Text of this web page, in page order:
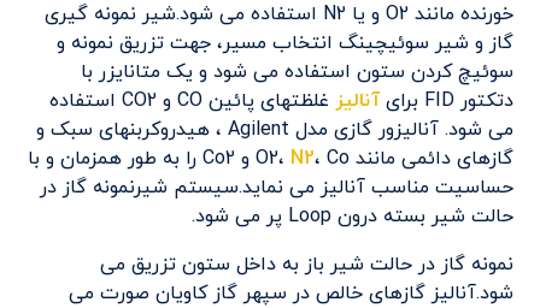
خورنده مانند O2 و یا N2 استفاده می شود.شیر نمونه گیری
گاز و شیر سوئیچینگ انتخاب مسیر، جهت تزریق نمونه و
سوئیچ کردن ستون استفاده می شود و یک متانایزر با
دتکتور FID برای
آنالیز
غلظتهای پائین CO و CO2 استفاده
می شود. آنالیزور گازی مدل Agilent ، هیدروکربنهای سبک و
گازهای دائمی مانند O2،
N2
، Co و Co2 را به طور همزمان و با
حساسیت مناسب آنالیز می نماید.سیستم شیرنمونه گاز در
حالت شیر بسته درون Loop پر می شود.
نمونه گاز در حالت شیر باز به داخل ستون تزریق می
شود.آنالیز گازهای خالص در سپهر گاز کاویان صورت می